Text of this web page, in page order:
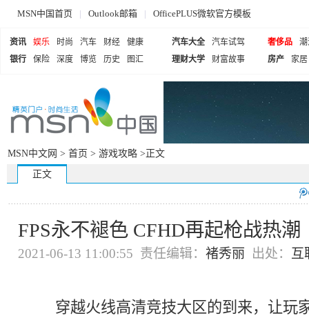
MSN中国首页 | Outlook邮箱 | OfficePLUS微软官方模板
资讯 娱乐 时尚 汽车 财经
健康
银行
保险 深度 博览 历史 图汇
汽车大全
汽车试驾
理财大学
财富故事
奢侈品
房产
家居
MSN中文网 > 首页 > 游戏攻略 >正文
正文
FPS永不褪色 CFHD再起枪战热潮
2021-06-13 11:00:55 责任编辑： 褚秀丽 出处： 互
穿越火线高清竞技大区的到来，让玩